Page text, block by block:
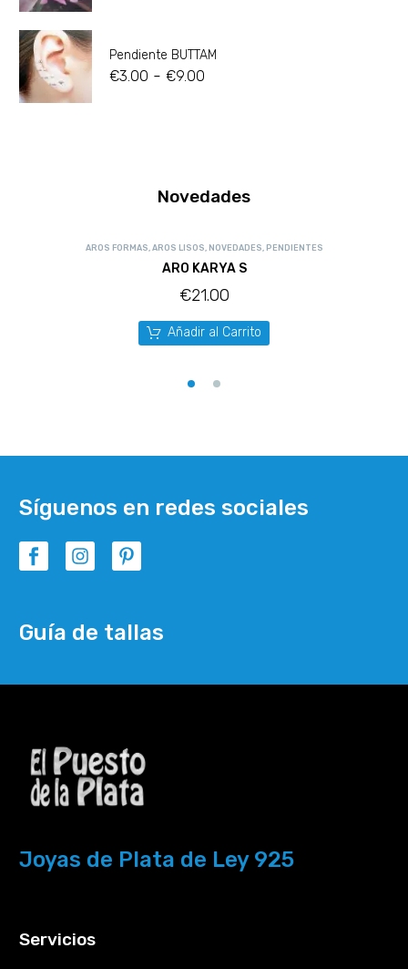
Pendiente BUTTAM
€3.00 - €9.00
Novedades
AROS FORMAS AROS LISOS NOVEDADES PENDIENTES
ARO KARYA S
€21.00
Añadir al Carrito
Síguenos en redes sociales
Guía de tallas
Joyas de Plata de Ley 925
Servicios